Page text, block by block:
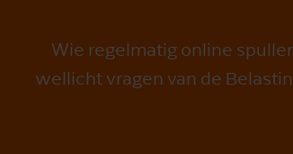
Wie regelmatig online
wellicht vragen van de